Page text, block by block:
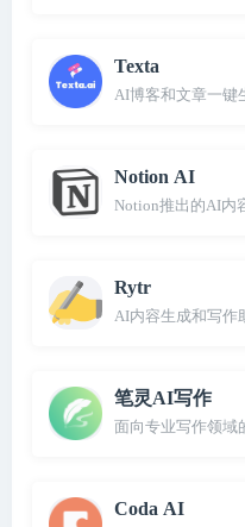
Texta
AI博客和文章一键
Notion AI
Notion推出的AI内
Rytr
AI内容生成和写作
笔灵AI写作
面向专业写作领域
Coda AI